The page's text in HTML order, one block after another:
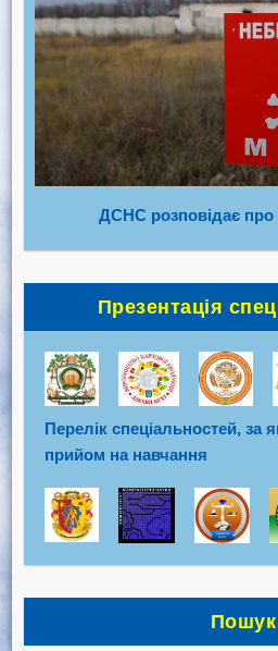
ДСНС розповідає про
Презентація
Перелік спеціальностей, за
прийом на навчання
Пошук